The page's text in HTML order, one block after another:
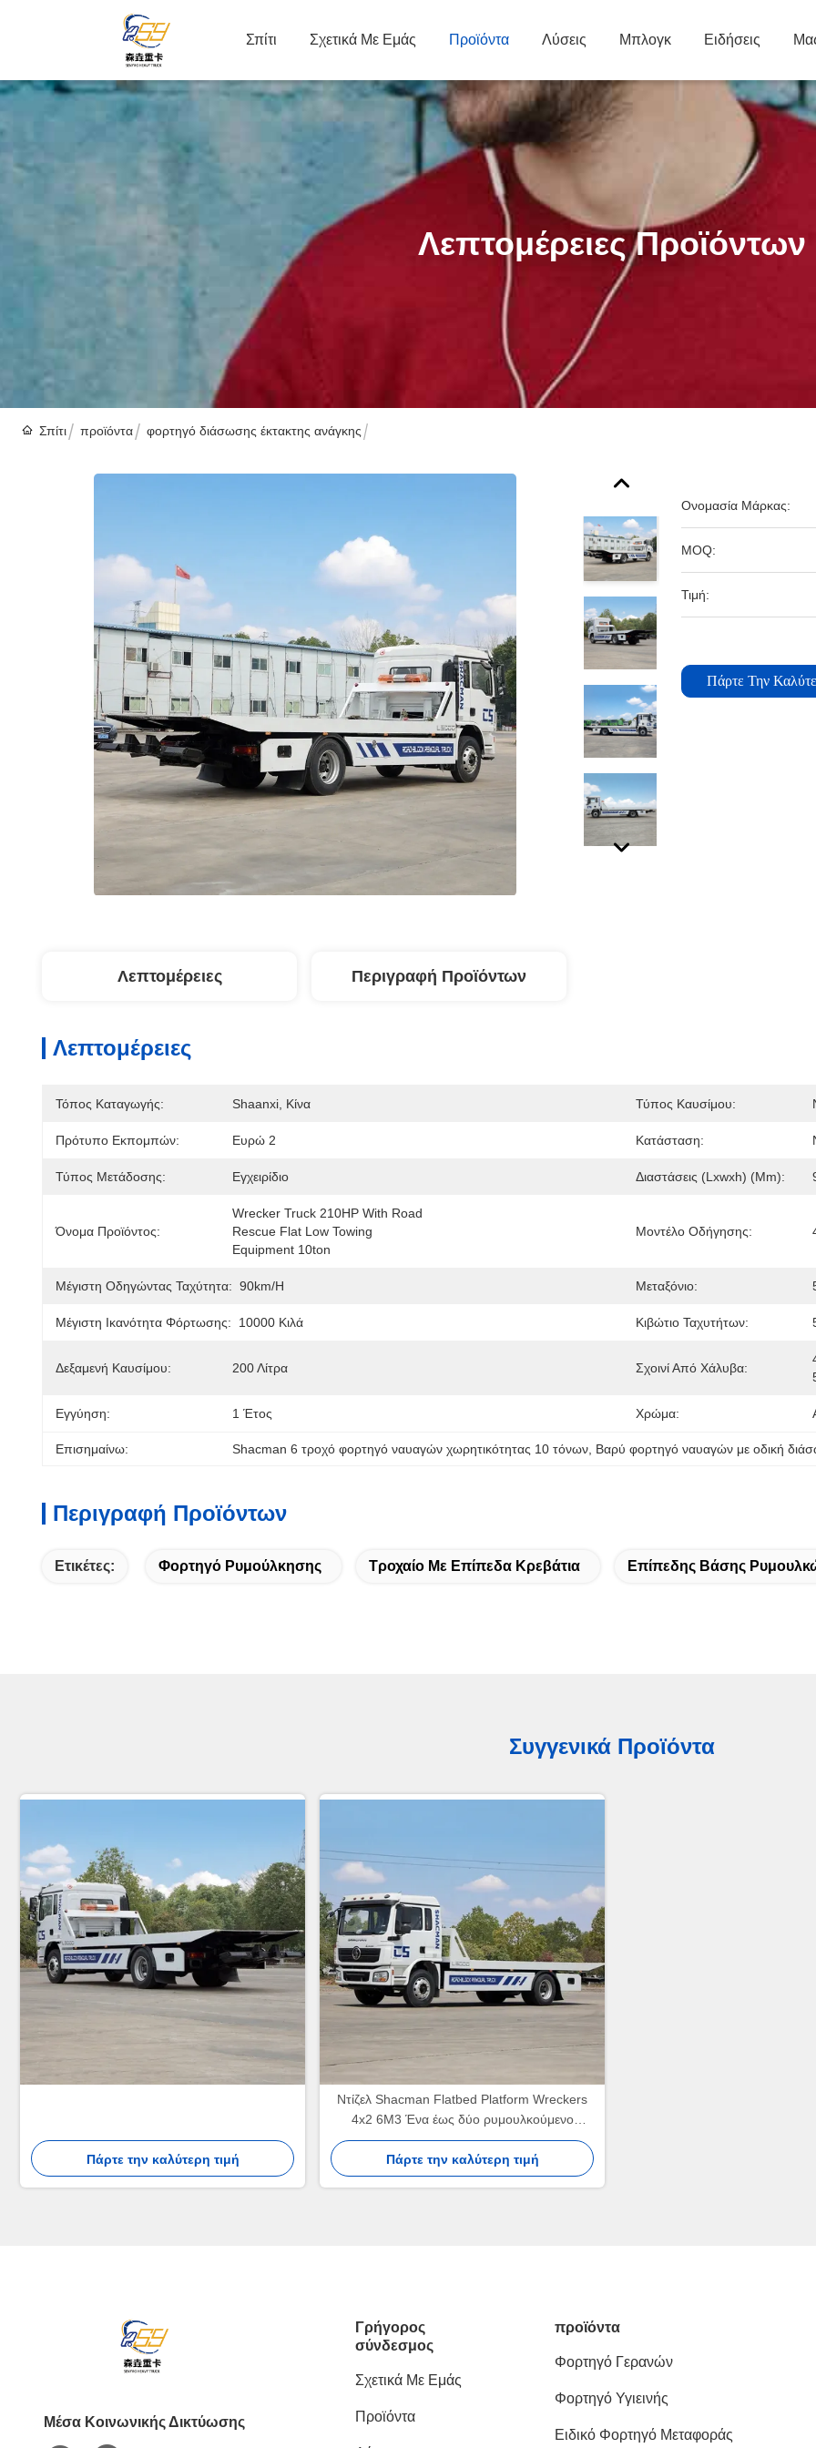
Σπίτι Σχετικά Με Εμάς Προϊόντα Λύσεις Μπλογκ Ειδήσεις
Λεπτομέρειες Προϊόντων
Σπίτι προϊόντα φορτηγό διάσωσης έκτακτης ανάγκης
Ονομασία Μάρκας:
MOQ:
Τιμή:
Πάρτε Την
Λεπτομέρειες Περιγραφή Προϊόντων
Λεπτομέρειες
Τόπος Καταγωγής: Shaanxi, Κίνα Τύπος Καυσίμου:
Πρότυπο Εκπομπών: Ευρώ 2 Κατάσταση:
Τύπος Μετάδοσης: Εγχειρίδιο Διαστάσεις (lxwxh) (mm):
Όνομα Προϊόντος:
Wrecker Truck 210HP With Road
Rescue Flat Low Towing
Equipment 10ton
Μοντέλο Οδήγησης:
Μέγιστη Οδηγώντας Ταχύτητα: 90km/h Μεταξόνιο:
Μέγιστη Ικανότητα Φόρτωσης: 10000 Κιλά Κιβώτιο Ταχυτήτων:
Δεξαμενή Καυσίμου: 200 Λίτρα Σχοινί Από Χάλυβα:
Εγγύηση: 1 Έτος Χρώμα:
Επισημαίνω: Shacman 6 τροχό φορτηγό ναυαγών χωρητικότητας 10 τόνων Βαρύ φορτηγό ναυαγών με οδική
Περιγραφή Προϊόντων
Ετικέτες: Φορτηγό Ρυμούλκησης Τροχαίο Με Επίπεδα Κρεβάτια Επίπεδης Βάσης
Συγγενικά Προϊόντα
Πάρτε την καλύτερη τιμή
Ντίζελ Shacman Flatbed Platform Wreckers
4x2 6M3 Ένα έως δύο ρυμουλκούμενο
210HP Euro 2
Πάρτε την καλύτερη τιμή
Μέσα Κοινωνικής Δικτύωσης
Γρήγορος
σύνδεσμος
Σχετικά Με Εμάς
Προϊόντα
προϊόντα
Φορτηγό Γερανών
Φορτηγό Υγιεινής
Ειδικό Φορτηγό Μεταφοράς